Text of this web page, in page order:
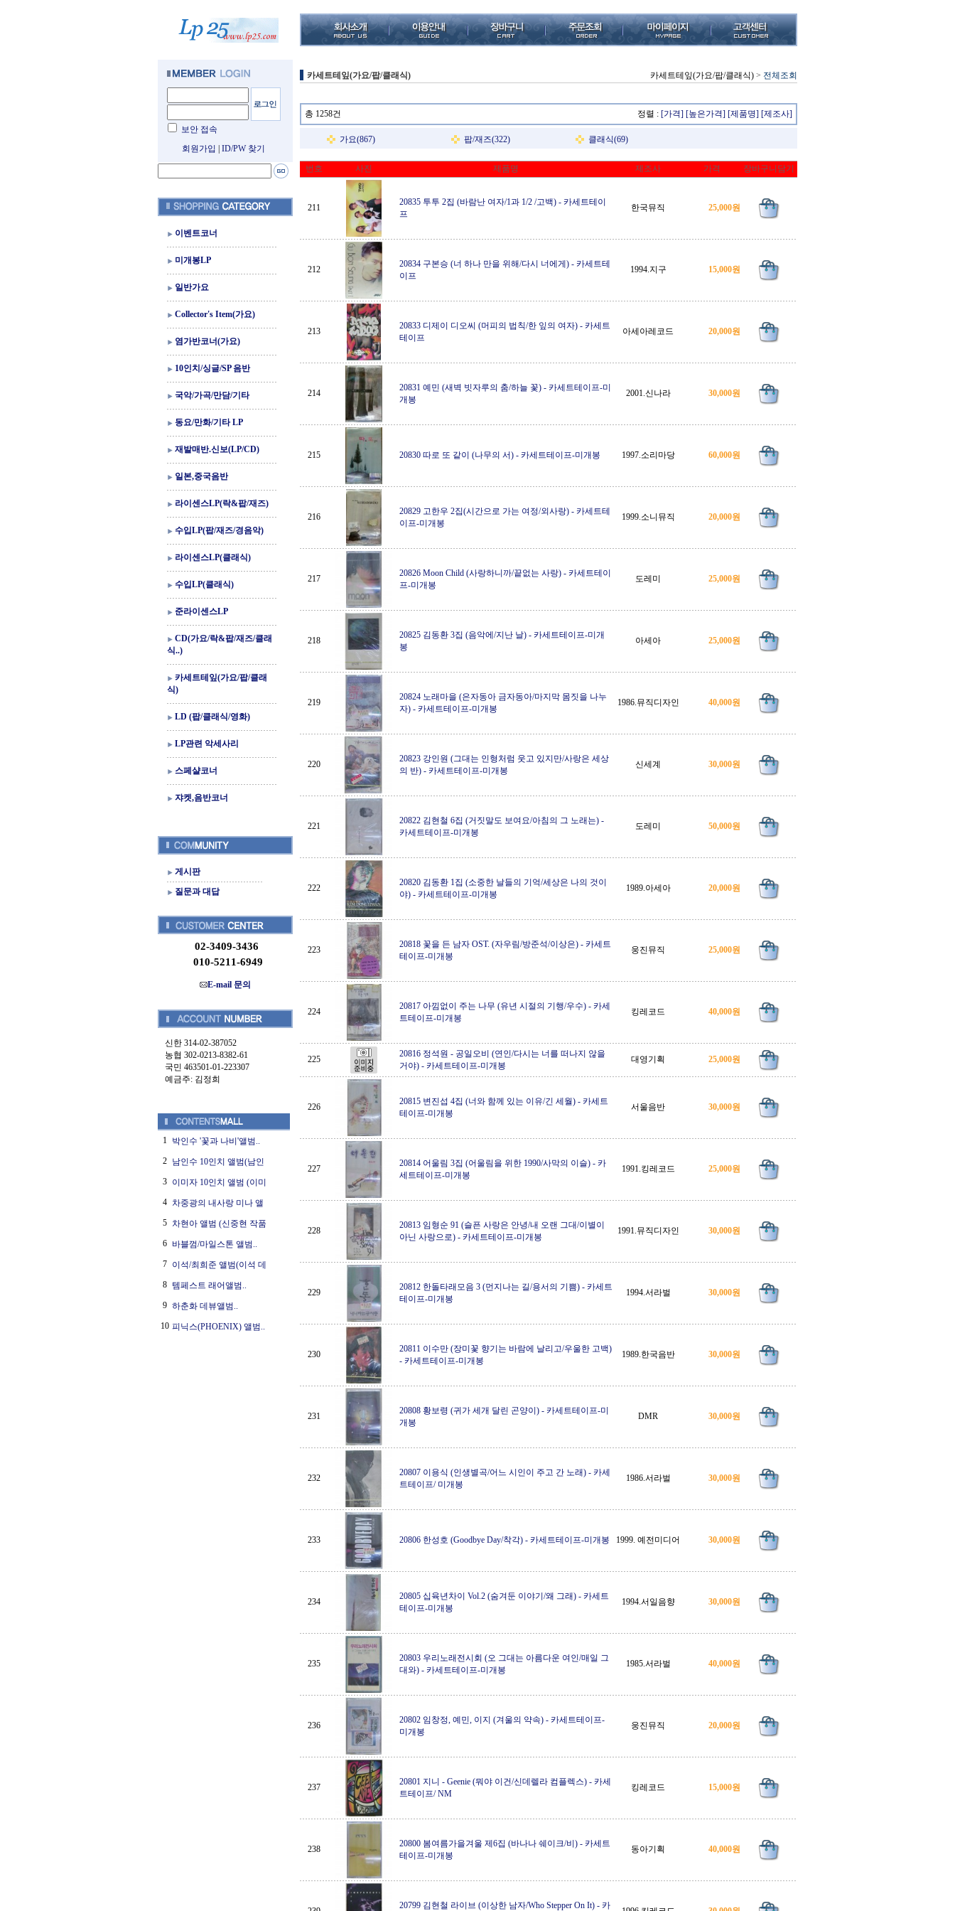
보안 접속
회원가입
ID/PW 찾기
이벤트코너
미개봉LP
일반가요
Collector's Item(가요)
염가반코너(가요)
10인치/싱글/SP 음반
국악/가곡/만담/기타
동요/만화/기타 LP
재발매반.신보(LP/CD)
일본,중국음반
라이센스LP(락&팝/재즈)
수입LP(팝/재즈/경음악)
라이센스LP(클래식)
수입LP(클래식)
준라이센스LP
CD(가요/락&팝/재즈/클래
식..)
카세트테잎(가요/팝/클래
식)
LD (팝/클래식/영화)
LP관련 악세사리
스페샬코너
쟈켓,음반코너
게시판
질문과 대답
02-3409-3436
010-5211-6949
E-mail 문의
신한 314-02-387052
농협 302-0213-8382-61
국민 463501-01-223307
예금주: 김정희
1 박인수 '꽃과 나비'앨범..
2 남인수 10인치 앨범(남인
3 이미자 10인치 앨범 (이미
4 차중광의 내사랑 미나 앨
5 차현아 앨범 (신중현 작품
6 바블껌/마일스톤 앨범..
7 이석/최희준 앨범(이석 데
8 템페스트 래어앨범..
9 하춘화 데뷰앨범..
10 피닉스(PHOENIX) 앨범..
카세트테잎(가요/팝/클래식) 카세트테잎(가요/팝/클래식) > 전체조회
총 1258건 정렬 : [가격] [높은가격] [제품명] [제조사]
가요(867) 팝/재즈(322) 클래식(69)
번호 사진 제품명 제조사 가격 장바구니담기
211
20835 투투 2집 (바람난 여자/1과 1/2 /고백) - 카세트테이
프
한국뮤직 25,000원
212
20834 구본승 (너 하나 만을 위해/다시 너에게) - 카세트테
이프
1994.지구 15,000원
213
20833 디제이 디오씨 (머피의 법칙/한 잎의 여자) - 카세트
테이프
아세아레코드 20,000원
214
20831 예민 (새벽 빗자루의 춤/하늘 꽃) - 카세트테이프-미
개봉
2001.신나라 30,000원
215 20830 따로 또 같이 (나무의 서) - 카세트테이프-미개봉 1997.소리마당 60,000원
216
20829 고한우 2집(시간으로 가는 여정/외사랑) - 카세트테
이프-미개봉
1999.소니뮤직 20,000원
217
20826 Moon Child (사랑하니까/끝없는 사랑) - 카세트테이
프-미개봉
도레미 25,000원
218
20825 김동환 3집 (음악에/지난 날) - 카세트테이프-미개
봉
아세아 25,000원
219
20824 노래마을 (은자동아 금자동아/마지막 몸짓을 나누
자) - 카세트테이프-미개봉
1986.뮤직디자인 40,000원
220
20823 강인원 (그대는 인형처럼 웃고 있지만/사랑은 세상
의 반) - 카세트테이프-미개봉
신세계 30,000원
221
20822 김현철 6집 (거짓말도 보여요/아침의 그 노래는) -
카세트테이프-미개봉
도레미 50,000원
222
20820 김동환 1집 (소중한 날들의 기억/세상은 나의 것이
야) - 카세트테이프-미개봉
1989.아세아 20,000원
223
20818 꽃을 든 남자 OST. (자우림/방준석/이상은) - 카세트
테이프-미개봉
웅진뮤직 25,000원
224
20817 아낌없이 주는 나무 (유년 시절의 기행/우수) - 카세
트테이프-미개봉
킹레코드 40,000원
225
20816 정석원 - 공일오비 (연인/다시는 너를 떠나지 않을
거야) - 카세트테이프-미개봉
대영기획 25,000원
226
20815 변진섭 4집 (너와 함께 있는 이유/긴 세월) - 카세트
테이프-미개봉
서울음반 30,000원
227
20814 어울림 3집 (어울림을 위한 1990/사막의 이슬) - 카
세트테이프-미개봉
1991.킹레코드 25,000원
228
20813 임형순 91 (슬픈 사랑은 안녕/내 오랜 그대/이별이
아닌 사랑으로) - 카세트테이프-미개봉
1991.뮤직디자인 30,000원
229
20812 한돌타래모음 3 (먼지나는 길/용서의 기쁨) - 카세트
테이프-미개봉
1994.서라벌 30,000원
230
20811 이수만 (장미꽃 향기는 바람에 날리고/우울한 고백)
- 카세트테이프-미개봉
1989.한국음반 30,000원
231
20808 황보령 (귀가 세개 달린 곤양이) - 카세트테이프-미
개봉
DMR 30,000원
232
20807 이용식 (인생별곡/어느 시인이 주고 간 노래) - 카세
트테이프/ 미개봉
1986.서라벌 30,000원
233 20806 한성호 (Goodbye Day/착각) - 카세트테이프-미개봉 1999. 예전미디어 30,000원
234
20805 십육년차이 Vol.2 (숨겨둔 이야기/왜 그래) - 카세트
테이프-미개봉
1994.서일음향 30,000원
235
20803 우리노래전시회 (오 그대는 아름다운 여인/매일 그
대와) - 카세트테이프-미개봉
1985.서라벌 40,000원
236
20802 임창정, 예민, 이지 (겨울의 약속) - 카세트테이프-
미개봉
웅진뮤직 20,000원
237
20801 지니 - Geenie (뭐야 이건/신데렐라 컴플렉스) - 카세
트테이프/ NM
킹레코드 15,000원
238
20800 봄여름가을겨울 제6집 (바나나 쉐이크/비) - 카세트
테이프-미개봉
동아기획 40,000원
20799 김현철 라이브 (이상한 남자/Who Stepper On It) - 카